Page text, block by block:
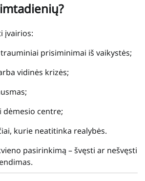
įvairios:
prisiminimai iš vaikystės;
vidinės krizės;
dėmesio centre;
kurie neatitinka realybės.
pasirinkimą – švęsti ar nešvęsti